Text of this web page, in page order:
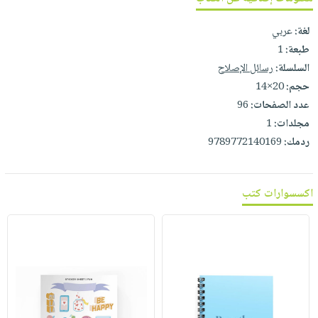
لغة:عربي
طبعة:1
السلسلة:رسائل الإصلاح
حجم:20×14
عدد الصفحات:96
مجلدات:1
ردمك:9789772140169
اكسسوارات كتب